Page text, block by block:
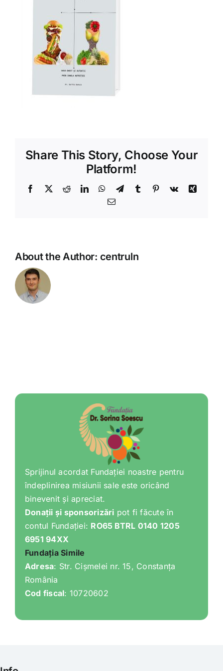
Tratamente naturale
Iubim fructele
Share This Story, Choose Your
Platform!
Facebook
X RedditLinkedInWhatsApp
TelegramTumblr Pinterest
Vk
Xing
Email
About the Author: centruln
Sprijinul acordat Fundației noastre pentru
îndeplinirea misiunii sale este oricând
binevenit și apreciat.
Donații și sponsorizări pot fi făcute în
contul Fundației: RO65 BTRL 0140 1205
6951 94XX
Fundația Simile
Adresa: Str. Cișmelei nr. 15, Constanța
România
Cod fiscal: 10720602